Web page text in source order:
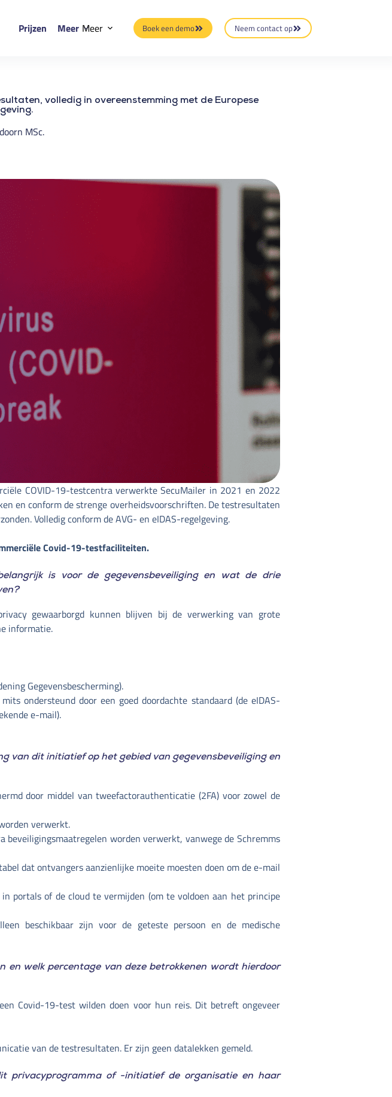
Prijzen Meer Meer Boek een demo Neem contact op
volledig in overeenstemming met de Europese
MSc.
COVID-19-testcentra verwerkte SecuMailer in 2021 en 2022
en conform de strenge overheidsvoorschriften. De testresultaten
Volledig conform de AVG- en eIDAS-regelgeving.
Covid-19-testfaciliteiten.
is voor de gegevensbeveiliging en wat de drie
gewaarborgd kunnen blijven bij de verwerking van grote
informatie.
Gegevensbescherming).
ondersteund door een goed doordachte standaard (de eIDAS-
e-mail).
van dit initiatief op het gebied van gegevensbeveiliging en
door middel van tweefactorauthenticatie (2FA) voor zowel de
verwerkt.
beveiligingsmaatregelen worden verwerkt, vanwege de Schremms
dat ontvangers aanzienlijke moeite moesten doen om de e-mail
portals of de cloud te vermijden (om te voldoen aan het principe
beschikbaar zijn voor de geteste persoon en de medische
welk percentage van deze betrokkenen wordt hierdoor
Covid-19-test wilden doen voor hun reis. Dit betreft ongeveer
van de testresultaten. Er zijn geen datalekken gemeld.
privacyprogramma of -initiatief de organisatie en haar